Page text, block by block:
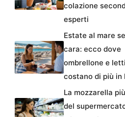
colazione
esperti
Estate al mare
cara: ecco dove
ombrellone e
costano di più in
La mozzarella
del